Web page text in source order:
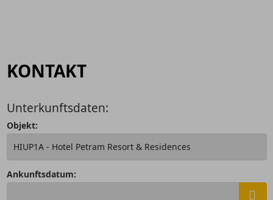
KONTAKT
Unterkunftsdaten:
Objekt:
Ankunftsdatum: